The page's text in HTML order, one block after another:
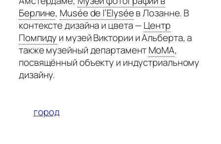
Берлине, Musée de l’Elyséeв Лозанне. В
контексте дизайна и цвета —Центр
Помпиду и музей Виктории и Альберта, а
также музейный департаментMoMA,
посвящённый объекту и индустриальному
дизайну.
город